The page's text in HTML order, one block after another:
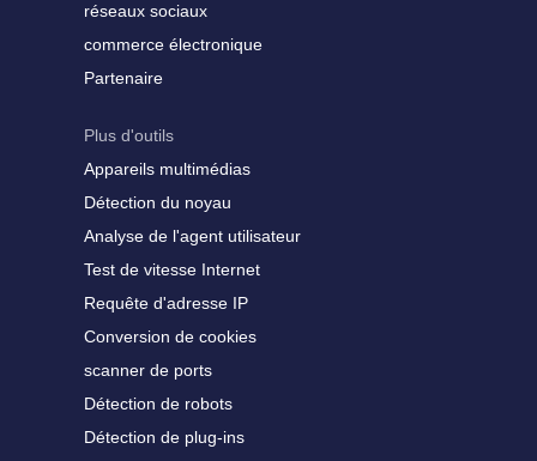
réseaux sociaux
commerce électronique
Partenaire
Plus d'outils
Appareils multimédias
Détection du noyau
Analyse de l'agent utilisateur
Test de vitesse Internet
Requête d'adresse IP
Conversion de cookies
scanner de ports
Détection de robots
Détection de plug-ins